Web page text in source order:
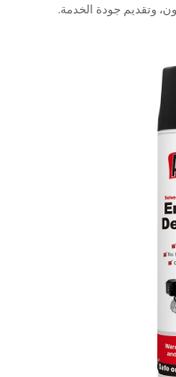
وتقديم جودة الخدمة.